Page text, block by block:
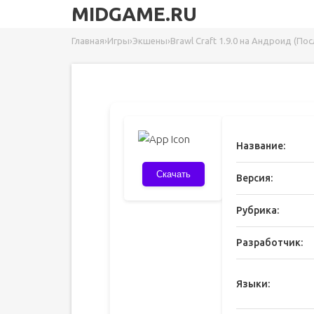
MIDGAME.RU
Главная›Игры›Экшены›Brawl Craft 1.9.0 на Андроид
Скачать
Название:
Версия:
Рубрика:
Разработчик:
Языки: